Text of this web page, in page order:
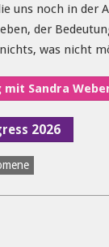
uns noch in
der
was nicht
Sandra
2026